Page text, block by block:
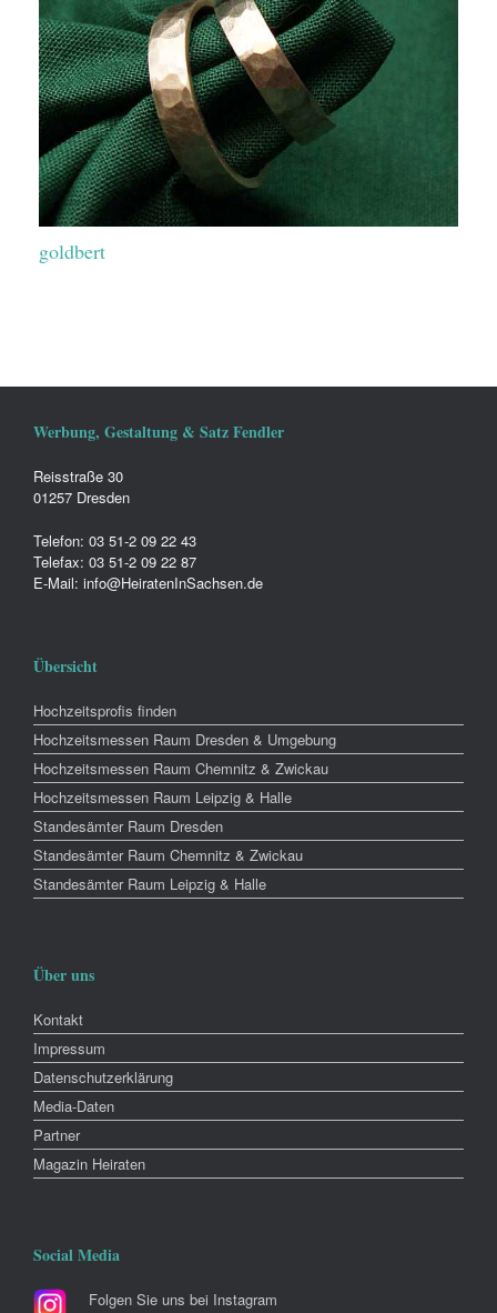
goldbert
Werbung, Gestaltung & Satz Fendler
Reisstraße 30
01257 Dresden
Telefon: 03 51-2 09 22 43
Telefax: 03 51-2 09 22 87
E-Mail: info@HeiratenInSachsen.de
Übersicht
Hochzeitsprofis finden
Hochzeitsmessen Raum Dresden & Umgebung
Hochzeitsmessen Raum Chemnitz & Zwickau
Hochzeitsmessen Raum Leipzig & Halle
Standesämter Raum Dresden
Standesämter Raum Chemnitz & Zwickau
Standesämter Raum Leipzig & Halle
Über uns
Kontakt
Impressum
Datenschutzerklärung
Media-Daten
Partner
Magazin Heiraten
Social Media
Folgen Sie uns bei Instagram